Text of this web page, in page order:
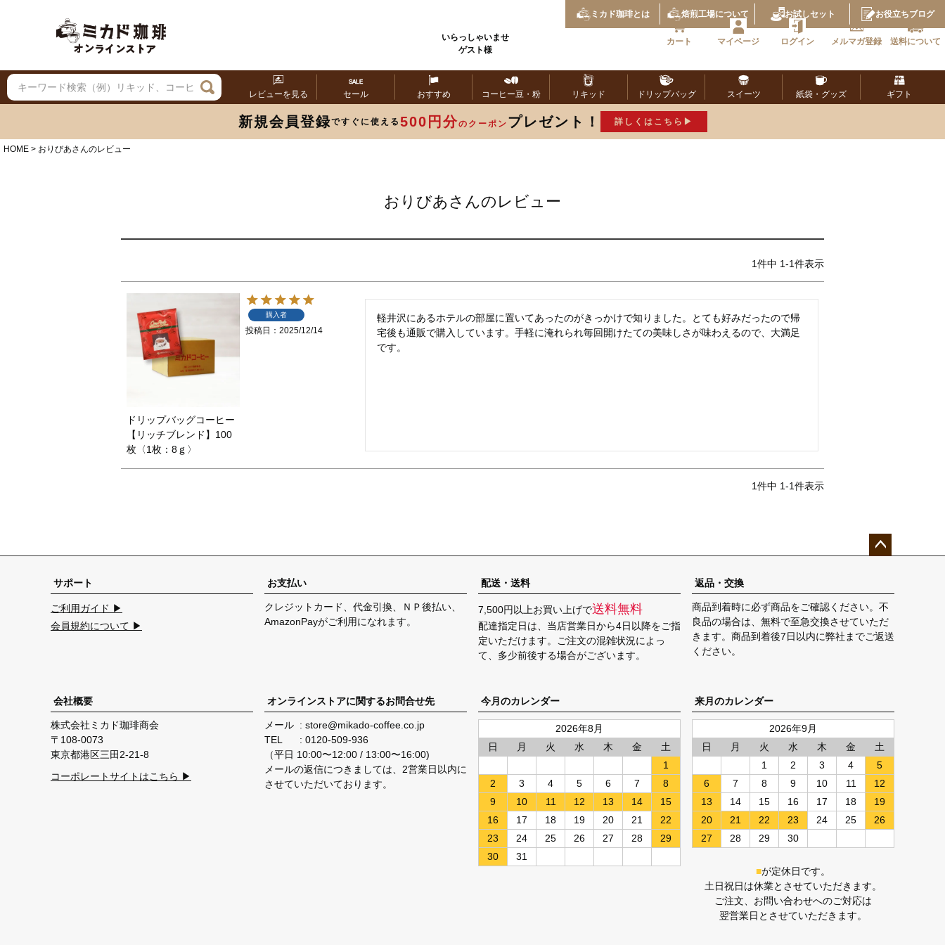
いらっしゃいませ
ゲスト様
ミカド珈琲とは 焙煎工場について お試しセット お役立ちブログ
カート マイページ ログイン メルマガ登録 送料について
レビューを見る セール おすすめ コーヒー豆・粉 リキッド ドリップバッグ スイーツ 紙袋・ グッズ ギフト
新規会員登録ですぐに使える 500円分のクーポン プレゼント！ 詳しくはこちら
HOME おりびあさんのレビュー
おりびあさんのレビュー
1件中 1-1件表示
ドリップバッグコーヒー
【リッチブレンド】100
枚〈1枚：8ｇ〉
購入者
投稿日 2025/12/14
軽井沢にあるホテルの部屋に置いてあったのがきっかけで知りました。とても好みだったので帰
宅後も通販で購入しています。手軽に淹れられ毎回開けたての美味しさが味わえるので、大満足
です。
1件中 1-1件表示
ップ
へ
サポート
ご利用ガイド ▶
会員規約について ▶
お支払い
クレジットカード、代金引換、ＮＰ後払い、
AmazonPayがご利用になれます。
配送・送料
7,500円以上お買い上げで送料無料
配達指定日は、当店営業日から4日以降をご指
定いただけます。ご注文の混雑状況によっ
て、多少前後する場合がございます。
返品・交換
商品到着時に必ず商品をご確認ください。不
良品の場合は、無料で至急交換させていただ
きます。商品到着後7日以内に弊社までご返送
ください。
会社概要
株式会社ミカド珈琲商会
108-0073
東京都港区三田2-21-8
コーポレートサイトはこちら ▶
オンラインストアに関するお問合せ先
メール
store@mikado-coffee.co.jp
TEL
0120-509-936
（平日 10:00〜12:00 / 13:00〜16:00)
メールの返信につきましては、2営業日以内に
させていただいております。
今月のカレンダー
2026年8月
日
月 火 水 木 金
土
1
2
3 4 5 6 7
8
9
10 11 12 13 14
15
16
17 18 19 20 21
22
23
24 25 26 27 28
29
30
31
来月のカレンダー
2026年9月
日
月 火 水 木 金
土
1
2 3 4
5
6
7 8 9 10 11
12
13
14 15 16 17 18
19
20
21 22 23 24 25
26
27
28 29 30
■が定休日です。
土日祝日は休業とさせていただきます。
ご注文、お問い合わせへのご対応は
翌営業日とさせていただきます。